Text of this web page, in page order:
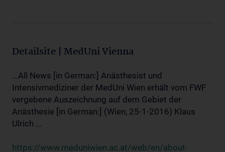
Detailsite | MedUni Vienna
...All News [in German:] Anästhesist und
Intensivmediziner der MedUni Wien erhält vom FWF
vergebene Auszeichnung auf dem Gebiet der
Anästhesie [in German:] (Wien, 25-1-2016) Klaus
Ulrich ...
https://www.meduniwien.ac.at/web/en/about-